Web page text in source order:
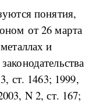
понятия,
от 26 марта
и
ст. 1463; 1999,
N 2, ст. 167;